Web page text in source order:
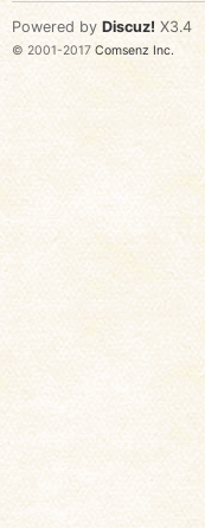
Powered by Discuz! X3.4
© 2001-2017 Comsenz Inc.